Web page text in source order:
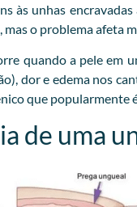
às unhas
mas o problema afeta
quando a pele em
dor e edema nos
que popularmente
de uma